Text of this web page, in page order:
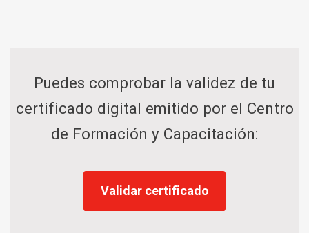
Puedes comprobar la validez de tu
certificado digital emitido por el Centro
de Formación y Capacitación:
Validar certificado